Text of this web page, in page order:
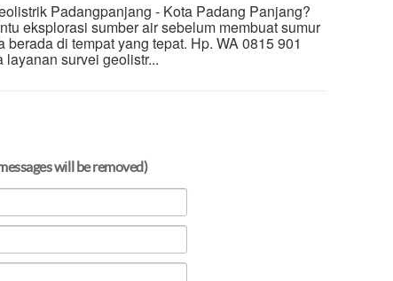
Padangpanjang - Kota Padang Panjang?
eksplorasi sumber air sebelum membuat sumur
di tempat yang tepat. Hp. WA 0815 901
survei geolistr...
will be removed)